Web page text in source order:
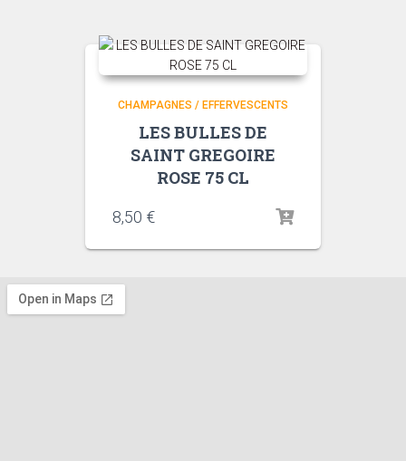
CHAMPAGNES / EFFERVESCENTS
LES BULLES DE
SAINT GREGOIRE
ROSE 75 CL
8,50 €